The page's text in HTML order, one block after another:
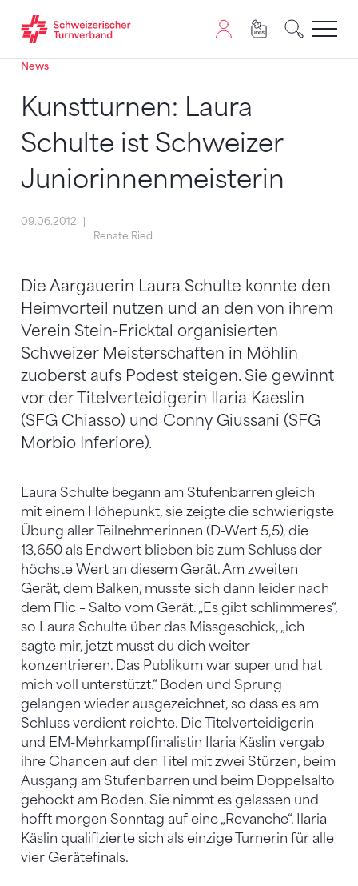
Zum Inhalt springen
Zur Sitemap navigieren
Zum Navigieren dieser Seite wird JavaScript benötigt.
News
Kunstturnen: Laura
Schulte ist Schweizer
Juniorinnenmeisterin
09.06.2012
Renate Ried
Die Aargauerin Laura Schulte konnte den
Heimvorteil nutzen und an den von ihrem
Verein Stein-Fricktal organisierten
Schweizer Meisterschaften in Möhlin
zuoberst aufs Podest steigen. Sie gewinnt
vor der Titelverteidigerin Ilaria Kaeslin
(SFG Chiasso) und Conny Giussani (SFG
Morbio Inferiore).
Laura Schulte begann am Stufenbarren gleich
mit einem Höhepunkt, sie zeigte die schwierigste
Übung aller Teilnehmerinnen (D-Wert 5,5), die
13,650 als Endwert blieben bis zum Schluss der
höchste Wert an diesem Gerät. Am zweiten
Gerät, dem Balken, musste sich dann leider nach
dem Flic – Salto vom Gerät. „Es gibt schlimmeres“,
so Laura Schulte über das Missgeschick, „ich
sagte mir, jetzt musst du dich weiter
konzentrieren. Das Publikum war super und hat
mich voll unterstützt.“ Boden und Sprung
gelangen wieder ausgezeichnet, so dass es am
Schluss verdient reichte. Die Titelverteidigerin
und EM-Mehrkampffinalistin Ilaria Käslin vergab
ihre Chancen auf den Titel mit zwei Stürzen, beim
Ausgang am Stufenbarren und beim Doppelsalto
gehockt am Boden. Sie nimmt es gelassen und
hofft morgen Sonntag auf eine „Revanche“. Ilaria
Käslin qualifizierte sich als einzige Turnerin für alle
vier Gerätefinals.